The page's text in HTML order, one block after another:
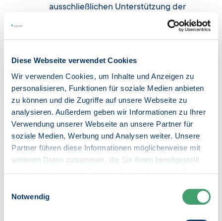
Diese Webseite verwendet Cookies
Wir verwenden Cookies, um Inhalte und Anzeigen zu
personalisieren, Funktionen für soziale Medien anbieten
zu können und die Zugriffe auf unsere Webseite zu
analysieren. Außerdem geben wir Informationen zu Ihrer
Verwendung unserer Webseite an unsere Partner für
soziale Medien, Werbung und Analysen weiter. Unsere
Partner führen diese Informationen möglicherweise mit
weiteren Daten zusammen, die Sie ihnen bereitgestellt
Weitere Informationen finden Sie in
Notwendig
ausschließlichen Unterstützung der
jeweiligen LAG vorhanden sind
ist das Vergaberecht einzuhalten
Wir empfehlen, die Formulare herunterzuladen
und mit Hilfe einer entsprechenden Software
auszufüllen. Bei Nutzung des Browsers kann es
zu fehlerhaften Berechnungen kommen.